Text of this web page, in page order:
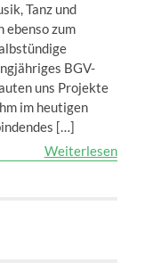
Tanz und
zum
BGV-
uns Projekte
im heutigen
[…]
Weiterlesen